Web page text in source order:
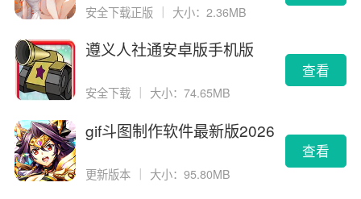
安全下载正版 大小：2.36MB
遵义人社通安卓版手机版
安全下载 大小：74.65MB
查看
gif斗图制作软件最新版2026
更新版本 ｜ 大小：95.80MB
查看